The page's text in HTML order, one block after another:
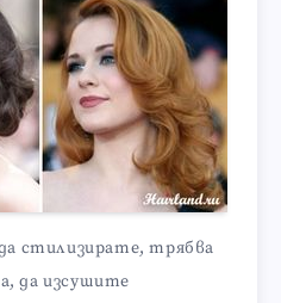
стилизирате, трябва
да изсушите